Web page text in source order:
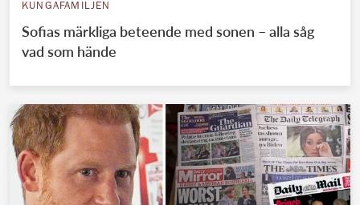
KUNGAFAMILJEN
Sofias märkliga beteende med sonen – alla såg
vad som hände